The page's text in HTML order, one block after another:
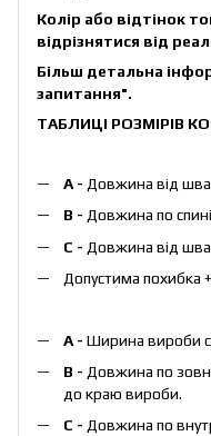
Колір або відтінок
відрізнятися від
Більш детальна
запитання".
ТАБЛИЦІ РОЗМІРІВ
А - Довжина від шва
B - Довжина по
C - Довжина від
Допустима похибка
А - Ширина вироби
B - Довжина по
до краю вироби.
С - Довжина по